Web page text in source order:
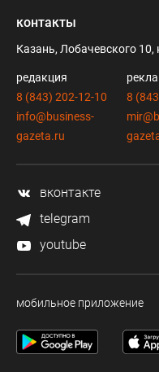
контакты
Казань, Лобачевского 10,
редакция
8 (843) 202-12-10
info@business-
gazeta.ru
8
вконтакте
telegram
youtube
мобильное приложение